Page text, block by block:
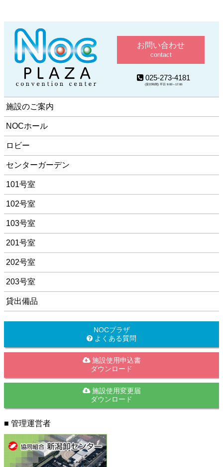
お問い合わせ
contact
025-273-4181
(受付時間) 平日 9:00～17:00
施設のご案内
NOCホール
ロビー
センターガーデン
101号室
102号室
103号室
201号室
202号室
203号室
貸出備品
NOCプラザ
よくある質問
施設使用申込書
ダウンロード
施設使用変更届
ダウンロード
■ 管理運営者